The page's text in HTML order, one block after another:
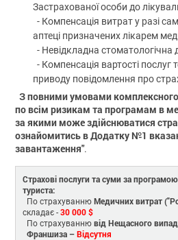
Застрахованої особи до
- Компенсація витрат у разі
аптеці призначених лікарем
- Невідкладна стоматологічна
- Компенсація вартості послуг
приводу повідомлення про
З повними умовами комплексного
по всім ризикам та програмам в
за якими може здійснюватися
ознайомитись в Додатку №1
завантаження".
Страхові послуги та суми за
туриста:
По страхуванню Медичних витрат
складає -30 000 $
По страхуваннювід Нещасного
Франшиза –Відсутня